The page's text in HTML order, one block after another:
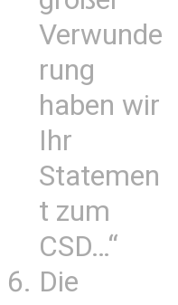
Verwunde
rung
haben wir
Ihr
Statemen
t zum
CSD…“
Die